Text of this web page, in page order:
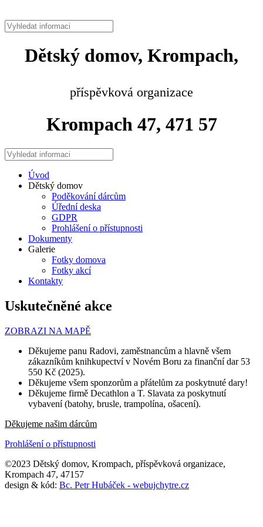
Dětský domov, Krompach,
příspěvková organizace
Krompach 47, 471 57
Úvod
Dětský domov
Poděkování dárcům
Úřední deska
GDPR
Prohlášení o přístupnosti
Dokumenty
Galerie
Fotky domova
Fotky akcí
Kontakty
Uskutečněné akce
ZOBRAZI NA MAPĚ
Děkujeme panu Radovi, zaměstnancům a hlavně všem
zákazníkům knihkupectví v Novém Boru za finanční dar 53
550 Kč (2025).
Děkujeme všem sponzorům a přátelům za poskytnuté dary!
Děkujeme firmě Decathlon a T. Slavata za poskytnutí
vybavení (batohy, brusle, trampolína, ošacení).
Děkujeme našim dárcům
Prohlášení o přístupnosti
©2023 Dětský domov, Krompach, příspěvková organizace,
Krompach 47, 47157
design & kód: Bc. Petr Hubáček - webujchytre.cz